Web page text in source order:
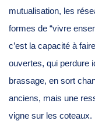
mutualisation, les
formes de “vivre
c’est la capacité à
ouvertes, qui perdure
brassage, en sort
anciens, mais une
vigne sur les coteaux.